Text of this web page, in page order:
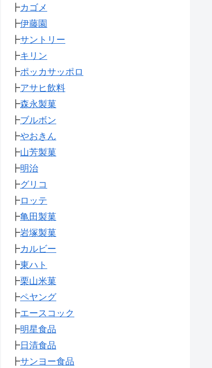
┣カゴメ
┣伊藤園
┣サントリー
┣キリン
┣ポッカサッポロ
┣アサヒ飲料
┣森永製菓
┣ブルボン
┣やおきん
┣山芳製菓
┣明治
┣グリコ
┣ロッテ
┣亀田製菓
┣岩塚製菓
┣カルビー
┣東ハト
┣栗山米菓
┣ペヤング
┣エースコック
┣明星食品
┣日清食品
┣サンヨー食品